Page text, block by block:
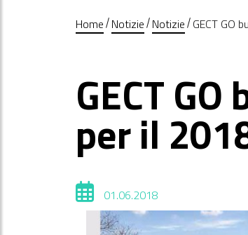
Home Notizie Notizie GECT GO
GECT
per il
01.06.2018